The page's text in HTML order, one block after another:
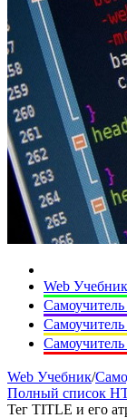
Web Учебник
Web Учебник/
Полный список
Тег TITLE и его